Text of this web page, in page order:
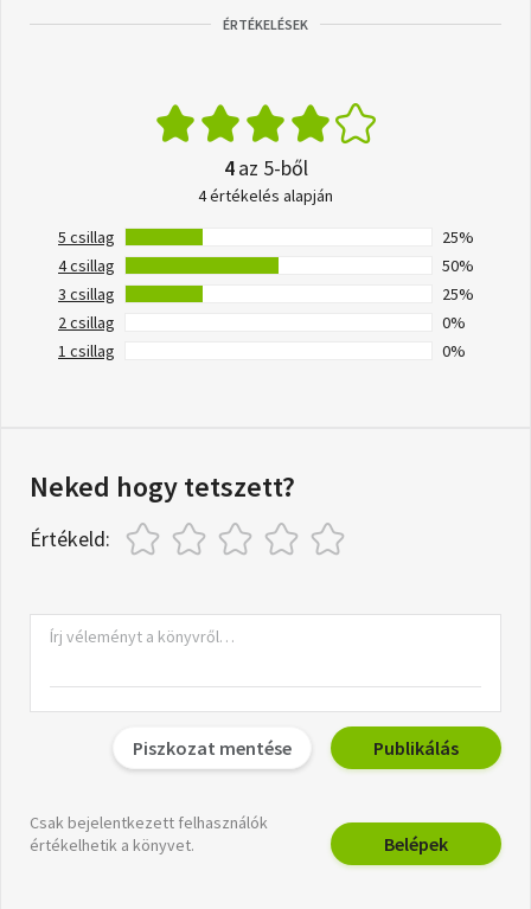
ÉRTÉKELÉSEK
4az 5-ből
4 értékelés alapján
5 csillag
25%
4 csillag
50%
3 csillag
25%
2 csillag
0%
1 csillag
0%
Neked hogy tetszett?
Értékeld:
Piszkozat mentése Publikálás
Csak bejelentkezett felhasználók
értékelhetik a könyvet.
Belépek